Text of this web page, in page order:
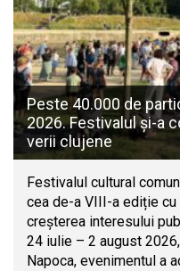
Peste 40.000 de
2026. Festivalul și-a
verii clujene
Festivalul cultural
cea de-a VIII-a ediție
creșterea interesului
24 iulie – 2 august
Napoca, evenimentul a